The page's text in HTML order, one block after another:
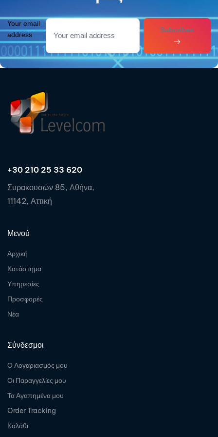
Your email
address
Subcribes
+30 210 25 33 620
Συρακουσών 85, Αθήνα,
11142, Αττική
Μενού
Αρχική
Κατάστημα
Υπηρεσίες
Προσφορές
Νέα
Σύνδεσμοι
Ο Λογαριασμός μου
Οι Παραγγελίες μου
Τα Αγαπημένα μου
Order Tracking
Καλάθι